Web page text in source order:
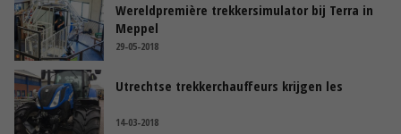
Wereldpremière trekkersimulator bij Terra in
Meppel
29-05-2018
Utrechtse trekkerchauffeurs krijgen les
14-03-2018